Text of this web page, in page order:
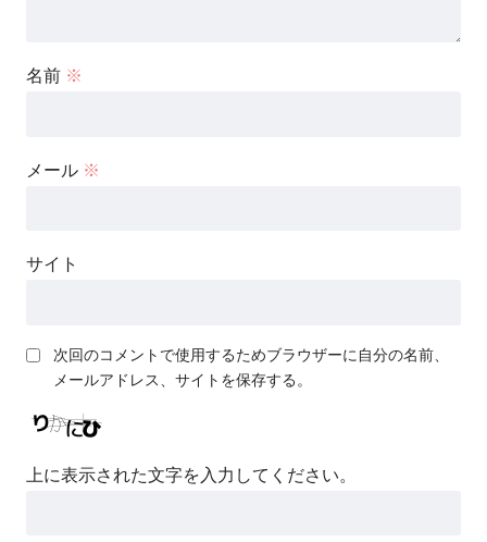
名前 ※
メール ※
サイト
次回のコメントで使用するためブラウザーに自分の名前、
メールアドレス、サイトを保存する。
上に表示された文字を入力してください。